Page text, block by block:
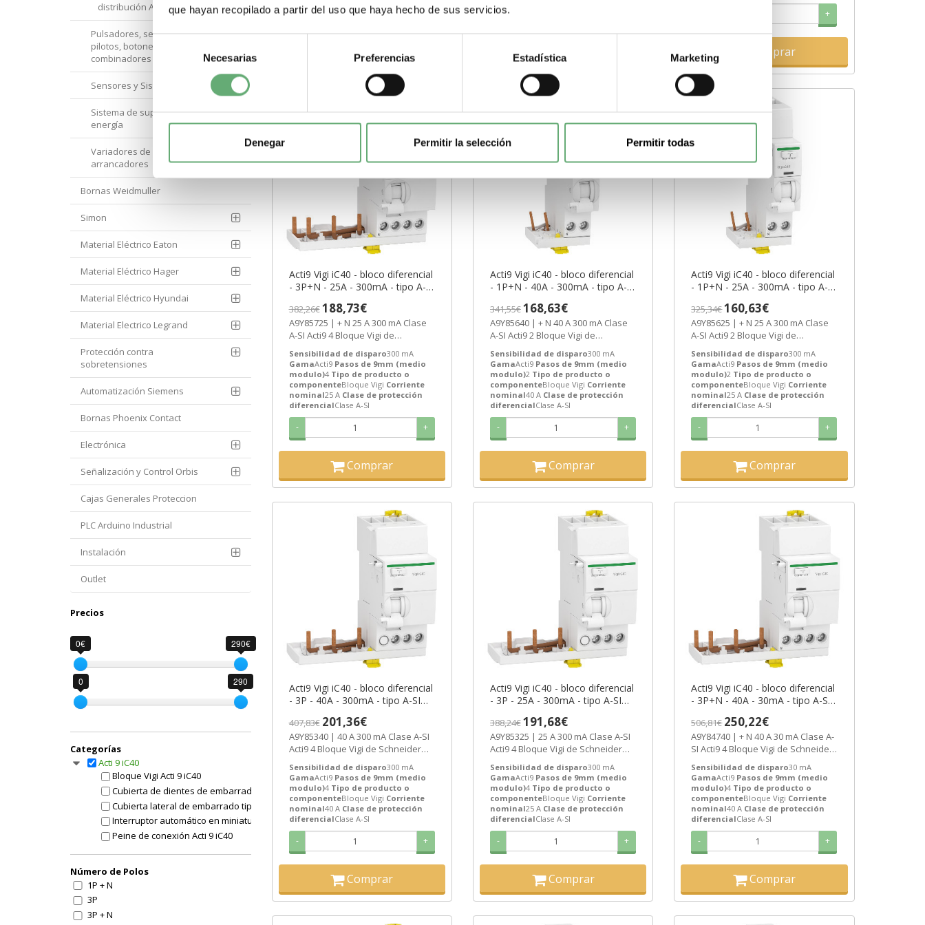
que hayan recopilado a partir del uso que haya hecho de sus servicios.
consentimiento
Necesarias Preferencias Estadística Marketing
Denegar Permitir la selección Permitir todas
- +
Comprar
-
Comprar
+
Comprar
Acti9 Vigi iC40 - bloco diferencial
- 3P+N - 25A - 300mA - tipo A-SI
[PLAZO 3-6 SEMANAS]
382,26€188,73€
A9Y85725 | + N 25 A 300 mA Clase
A-SI Acti9 4 Bloque Vigi de
Sensibilidad de disparo300 mA
GamaActi9 Pasos de 9mm (medio
modulo)4 Tipo de producto o
componenteBloque Vigi Corriente
nominal25 A Clase de protección
diferencialClase A-SI
- +
Comprar
Acti9 Vigi iC40 - bloco diferencial
- 1P+N - 40A - 300mA - tipo A-SI
[PLAZO 3-6 SEMANAS]
341,55€168,63€
A9Y85640 | + N 40 A 300 mA Clase
A-SI Acti9 2 Bloque Vigi de
Sensibilidad de disparo300 mA
GamaActi9 Pasos de 9mm (medio
modulo)2 Tipo de producto o
componenteBloque Vigi Corriente
nominal40 A Clase de protección
diferencialClase A-SI
- +
Comprar
Acti9 Vigi iC40 - bloco diferencial
- 1P+N - 25A - 300mA - tipo A-SI
[PLAZO 3-6 SEMANAS]
325,34€160,63€
A9Y85625 | + N 25 A 300 mA Clase
A-SI Acti9 2 Bloque Vigi de
Sensibilidad de disparo300 mA
GamaActi9 Pasos de 9mm (medio
modulo)2 Tipo de producto o
componenteBloque Vigi Corriente
nominal25 A Clase de protección
diferencialClase A-SI
- +
Comprar
Acti9 Vigi iC40 - bloco diferencial
- 3P - 40A - 300mA - tipo A-SI
[PLAZO 3-6 SEMANAS]
407,83€ 201,36€
A9Y85340 | 40 A 300 mA Clase A-SI
Acti9 4 Bloque Vigi de Schneider
Sensibilidad de disparo300 mA
GamaActi9 Pasos de 9mm (medio
modulo)4 Tipo de producto o
componenteBloque Vigi Corriente
nominal40 A Clase de protección
diferencialClase A-SI
- +
Comprar
Acti9 Vigi iC40 - bloco diferencial
- 3P - 25A - 300mA - tipo A-SI
[PLAZO 3-6 SEMANAS]
388,24€191,68€
A9Y85325 | 25 A 300 mA Clase A-SI
Acti9 4 Bloque Vigi de Schneider
Sensibilidad de disparo300 mA
GamaActi9 Pasos de 9mm (medio
modulo)4 Tipo de producto o
componenteBloque Vigi Corriente
nominal25 A Clase de protección
diferencialClase A-SI
- +
Comprar
Acti9 Vigi iC40 - bloco diferencial
- 3P+N - 40A - 30mA - tipo A-SI
[PLAZO 3-6 SEMANAS]
506,81€250,22€
A9Y84740 | + N 40 A 30 mA Clase A-
SI Acti9 4 Bloque Vigi de Schneider
Sensibilidad de disparo30 mA
GamaActi9 Pasos de 9mm (medio
modulo)4 Tipo de producto o
componenteBloque Vigi Corriente
nominal40 A Clase de protección
diferencialClase A-SI
- +
Comprar
distribución Acti 9
Pulsadores, selectores,
pilotos, botoneras y
combinadores
Sensores y Sistemas RFID
Sistema de supervisión de
energía
Variadores de velocidad y
arrancadores
Bornas Weidmuller
Simon
Material Eléctrico Eaton
Material Eléctrico Hager
Material Eléctrico Hyundai
Material Electrico Legrand
Protección contra
sobretensiones
Automatización Siemens
Bornas Phoenix Contact
Electrónica
Señalización y Control Orbis
Cajas Generales Proteccion
PLC Arduino Industrial
Instalación
Outlet
Precios
0€ 290€
0 290
Categorías
Acti 9 iC40
Bloque Vigi Acti 9 iC40
Cubierta de dientes de embarrado tipo peine Acti 9 iC40
Cubierta lateral de embarrado tipo peine Acti 9 iC40
Interruptor automático en miniatura Acti 9 iC40
Peine de conexión Acti 9 iC40
Número de Polos
1P + N
3P
3P + N